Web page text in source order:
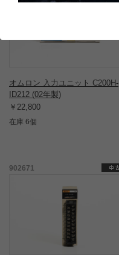
オムロン 入力ユニット C200H-
ID212 (02年製)
￥22,800
在庫 6個
902671